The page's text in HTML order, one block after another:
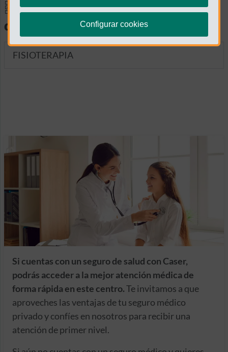
Especialidades y pruebas
diagnósticas
FISIOTERAPIA
Si cuentas con un seguro de salud con Caser,
podrás acceder a la mejor atención médica de
forma rápida en este centro.Te invitamos a que
aproveches las ventajas de tu seguro médico
privado y confíes en nosotros para recibir una
atención de primer nivel.
Configurar cookies